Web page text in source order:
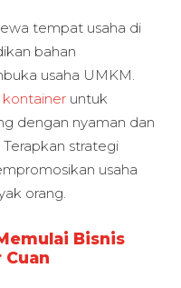
tempat usaha di
bahan
usaha UMKM.
kontainer untuk
dengan nyaman dan
strategi
usaha
orang.
Bisnis
Cuan